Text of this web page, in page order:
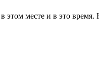
месте и в это время.